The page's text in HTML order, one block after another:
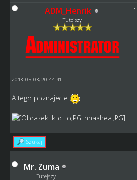
ADM_Henrik
Tutejszy
2013-05-03, 20:44:41
A tego poznajecie
Szukaj
Mr. Zuma
Tutejszy